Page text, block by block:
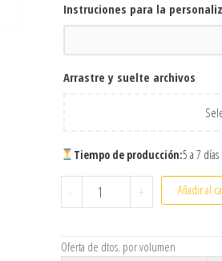
Instruciones para la
Arrastre y suelte archivos
Tiempo de producción:5 a 7
- Botella térmica Seti
+ Añadir al
Oferta de dtos. por volumen